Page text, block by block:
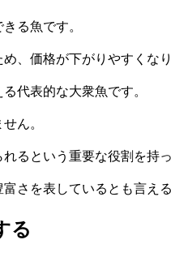
る魚です。
、価格が下がりやすくなり
代表的な大衆魚です。
ん。
るという重要な役割を持っ
さを表しているとも言える
る